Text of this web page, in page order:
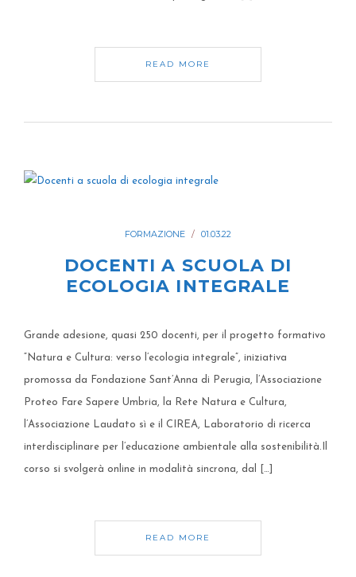
READ MORE
FORMAZIONE 01.03.22
DOCENTI A SCUOLA DI
ECOLOGIA INTEGRALE
Grande adesione, quasi 250 docenti, per il progetto formativo
“Natura e Cultura: verso l’ecologia integrale”, iniziativa
promossa da Fondazione Sant’Anna di Perugia, l’Associazione
Proteo Fare Sapere Umbria, la Rete Natura e Cultura,
l’Associazione Laudato sì e il CIREA, Laboratorio di ricerca
interdisciplinare per l’educazione ambientale alla sostenibilità.Il
corso si svolgerà online in modalità sincrona, dal […]
READ MORE